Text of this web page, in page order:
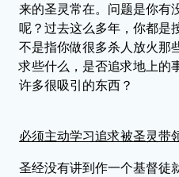
来的圣灵常在。问题是你有
呢？过去这么多年，你都是
不是指你做很多杀人放火那
求些什么，是否追求地上的
许多很吸引的东西？
必须主动学习追求被圣灵带
圣经没有讲到作一个基督徒